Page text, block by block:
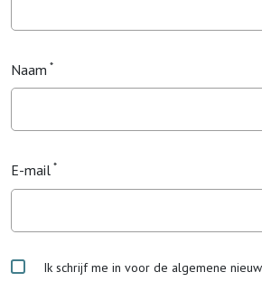
Naam
E-mail
Ik schrijf me in voor de algemene